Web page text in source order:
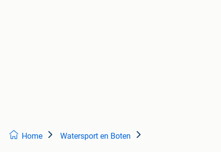
Home Watersport en Boten